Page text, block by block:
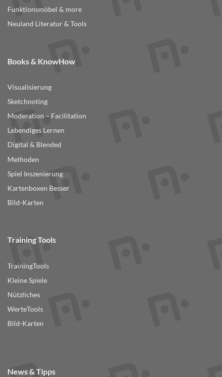
Funktionsmöbel & more
Neuland Literatur & Tools
Books & KnowHow
Visualisierung
Sketchnoting
Moderation – Facilitation
Lebendiges Lernen
Digital & Blended
Methoden
Spiel Inszenierung
Kartenboxen Besser
Bild-Karten
Training Tools
TrainingTools
Kleine Spiele
Nützliches
WerteTools
Bild-Karten
News & Tipps